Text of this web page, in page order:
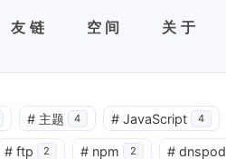
友链 空间 关于
# 主题 4 # JavaScript 4
# ftp 2 # npm 2 # dnspod